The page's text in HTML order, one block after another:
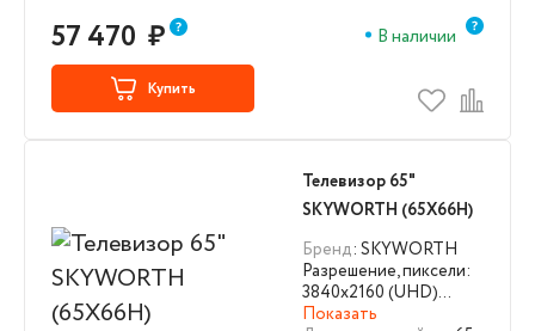
57 470 ₽ В наличии
Купить
Телевизор 65"
SKYWORTH (65X66H)
Бренд: SKYWORTH
Разрешение, пиксели:
3840х2160 (UHD)…
Показать